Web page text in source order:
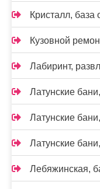
Кристалл, база
Кузовной
Лабиринт,
Латунские
Латунские
Латунские
Лебяжинская,